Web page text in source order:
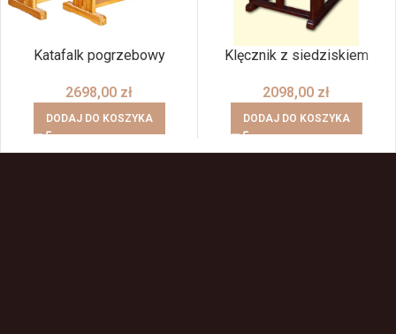
Katafalk pogrzebowy
2698,00 zł
DODAJ DO KOSZYKA
Klęcznik z siedziskiem
2098,00 zł
DODAJ DO KOSZYKA